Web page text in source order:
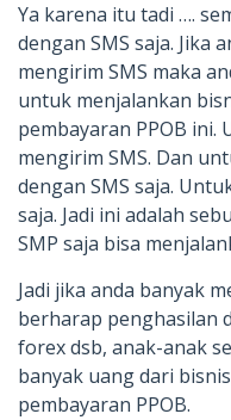
Ya karena itu tadi ….
dengan SMS saja. Jika
mengirim SMS maka
untuk menjalankan
pembayaran PPOB
mengirim SMS. Dan
dengan SMS saja.
saja. Jadi ini adalah
SMP saja bisa
Jadi jika anda banyak
berharap penghasilan
forex dsb, anak-anak
banyak uang dari
pembayaran PPOB.